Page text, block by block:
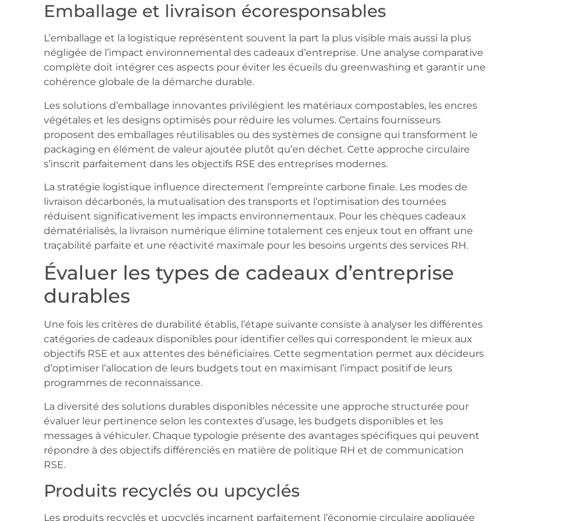
Emballage et livraison écoresponsables
L’emballage et la logistique représentent souvent la part la plus visible mais aussi la plus
négligée de l’impact environnemental des cadeaux d’entreprise. Une analyse comparative
complète doit intégrer ces aspects pour éviter les écueils du greenwashing et garantir une
cohérence globale de la démarche durable.
Les solutions d’emballage innovantes privilégient les matériaux compostables, les encres
végétales et les designs optimisés pour réduire les volumes. Certains fournisseurs
proposent des emballages réutilisables ou des systèmes de consigne qui transforment le
packaging en élément de valeur ajoutée plutôt qu’en déchet. Cette approche circulaire
s’inscrit parfaitement dans les objectifs RSE des entreprises modernes.
La stratégie logistique influence directement l’empreinte carbone finale. Les modes de
livraison décarbonés, la mutualisation des transports et l’optimisation des tournées
réduisent significativement les impacts environnementaux. Pour les chèques cadeaux
dématérialisés, la livraison numérique élimine totalement ces enjeux tout en offrant une
traçabilité parfaite et une réactivité maximale pour les besoins urgents des services RH.
Évaluer les types de cadeaux d’entreprise
durables
Une fois les critères de durabilité établis, l’étape suivante consiste à analyser les différentes
catégories de cadeaux disponibles pour identifier celles qui correspondent le mieux aux
objectifs RSE et aux attentes des bénéficiaires. Cette segmentation permet aux décideurs
d’optimiser l’allocation de leurs budgets tout en maximisant l’impact positif de leurs
programmes de reconnaissance.
La diversité des solutions durables disponibles nécessite une approche structurée pour
évaluer leur pertinence selon les contextes d’usage, les budgets disponibles et les
messages à véhiculer. Chaque typologie présente des avantages spécifiques qui peuvent
répondre à des objectifs différenciés en matière de politique RH et de communication
RSE.
Produits recyclés ou upcyclés
Les produits recyclés et upcyclés incarnent parfaitement l’économie circulaire appliquée